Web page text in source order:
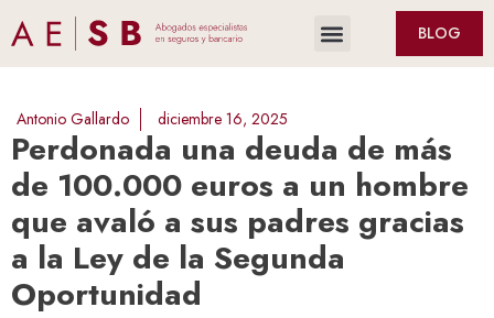
BLOG
Antonio Gallardo diciembre 16, 2025
Perdonada una deuda de más
de 100.000 euros a un hombre
que avaló a sus padres gracias
a la Ley de la Segunda
Oportunidad